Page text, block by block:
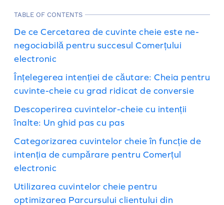
TABLE OF CONTENTS
De ce Cercetarea de cuvinte cheie este ne-
negociabilă pentru succesul Comerțului
electronic
Înțelegerea intenției de căutare: Cheia pentru
cuvinte-cheie cu grad ridicat de conversie
Descoperirea cuvintelor-cheie cu intenții
înalte: Un ghid pas cu pas
Categorizarea cuvintelor cheie în funcție de
intenția de cumpărare pentru Comerțul
electronic
Utilizarea cuvintelor cheie pentru
optimizarea Parcursului clientului din